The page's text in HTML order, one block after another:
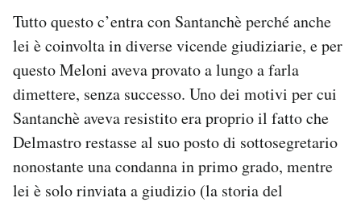
Tutto questo c’entra con Santanchè perché anche
lei è coinvolta in diverse vicende giudiziarie, e per
questo Meloni aveva provato a lungo a farla
dimettere, senza successo. Uno dei motivi per cui
Santanchè aveva resistito era proprio il fatto che
Delmastro restasse al suo posto di sottosegretario
nonostante una condanna in primo grado, mentre
lei è solo rinviata a giudizio (la storia del